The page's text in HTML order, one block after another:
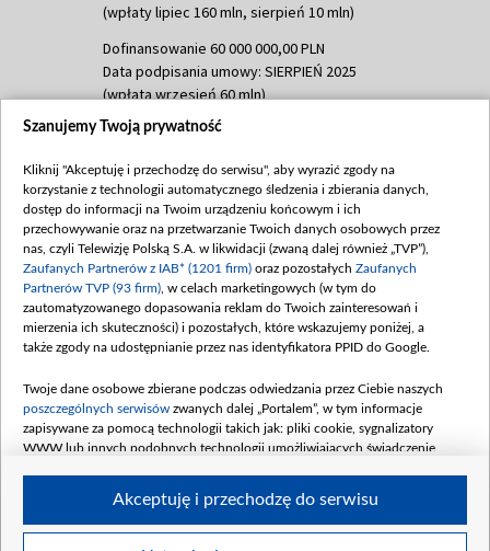
(wpłaty lipiec 160 mln, sierpień 10 mln)
Dofinansowanie 60 000 000,00 PLN
Data podpisania umowy: SIERPIEŃ 2025
(wpłata wrzesień 60 mln)
Dofinansowanie 635 783 051,21 PLN
(wpłata wrzesień 100 mln, październik 350
mln, listopad 265 mln)
Dofinansowanie 48 862 000,00 PLN
Data podpisania umowy: GRUDZIEŃ 2025
(wpłata grudzień 60,548 mln)
Dofinansowanie 900 000 000,00 PLN
Data podpisania umowy: LUTY 2026 (wpłata
kwiecień 180 mln, 7 maja 180 mln, 8
czerwca 90 mln)
Dofinansowanie 250 000 000,00 PLN
4 sierpnia 250 mln
Szanujemy Twoją prywatność
Kliknij "Akceptuję i przechodzę do serwisu", aby wyrazić zgody na
korzystanie z technologii automatycznego śledzenia i zbierania danych,
dostęp do informacji na Twoim urządzeniu końcowym i ich
przechowywanie oraz na przetwarzanie Twoich danych osobowych przez
nas, czyli Telewizję Polską S.A. w likwidacji (zwaną dalej również „TVP”),
Zaufanych Partnerów z IAB* (1201 firm) oraz pozostałych Zaufanych
Partnerów TVP (93 firm) , w celach marketingowych (w tym do
zautomatyzowanego dopasowania reklam do Twoich zainteresowań i
mierzenia ich skuteczności) i pozostałych, które wskazujemy poniżej, a
także zgody na udostępnianie przez nas identyfikatora PPID do Google.
Twoje dane osobowe zbierane podczas odwiedzania przez Ciebie naszych
poszczególnych serwisów zwanych dalej „Portalem”, w tym informacje
zapisywane za pomocą technologii takich jak: pliki cookie, sygnalizatory
WWW lub innych podobnych technologii umożliwiających świadczenie
Akceptuję i przechodzę do serwisu